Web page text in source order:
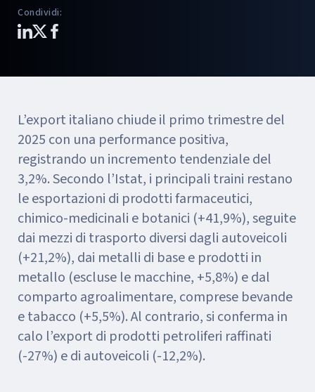
Condividi:
L’export italiano chiude il primo trimestre del
2025 con una performance positiva,
registrando un incremento tendenziale del
3,2%. Secondo l’Istat, i principali traini restano
le esportazioni di prodotti farmaceutici,
chimico-medicinali e botanici (+41,9%), seguite
dai mezzi di trasporto diversi dagli autoveicoli
(+21,2%), dai metalli di base e prodotti in
metallo (escluse le macchine, +5,8%) e dal
comparto agroalimentare, comprese bevande
e tabacco (+5,5%). Al contrario, si conferma in
calo l’export di prodotti petroliferi raffinati
(-27%) e di autoveicoli (-12,2%).